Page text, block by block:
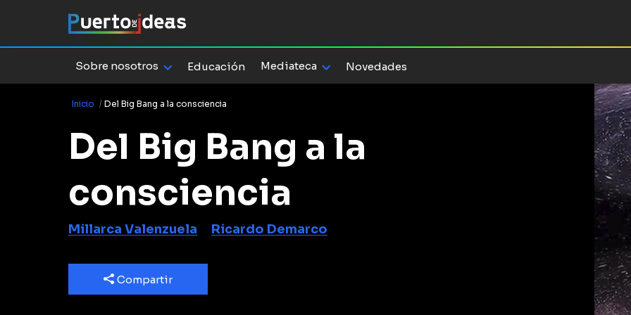
Sobre nosotros Educación Mediateca Novedades
Inicio / Del Big Bang a la consciencia
Del Big Bang a la
consciencia
Millarca Valenzuela Ricardo Demarco
Compartir